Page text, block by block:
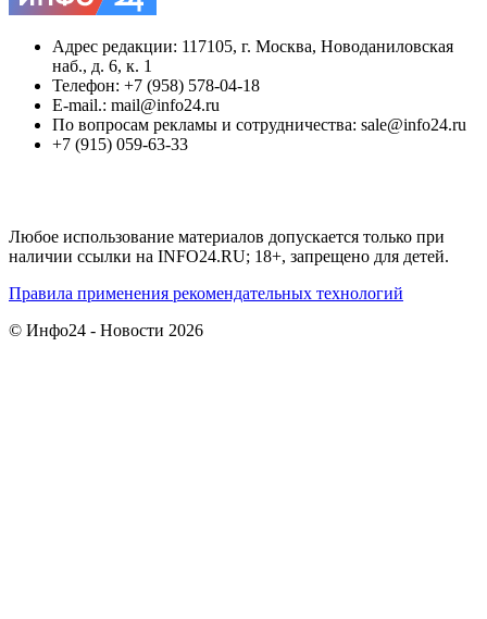
Адрес редакции: 117105, г. Москва, Новоданиловская
наб., д. 6, к. 1
Телефон: +7 (958) 578-04-18
E-mail.: mail@info24.ru
По вопросам рекламы и сотрудничества: sale@info24.ru
+7 (915) 059-63-33
Любое использование материалов допускается только при
наличии ссылки на INFO24.RU; 18+, запрещено для детей.
Правила применения рекомендательных технологий
© Инфо24 - Новости 2026